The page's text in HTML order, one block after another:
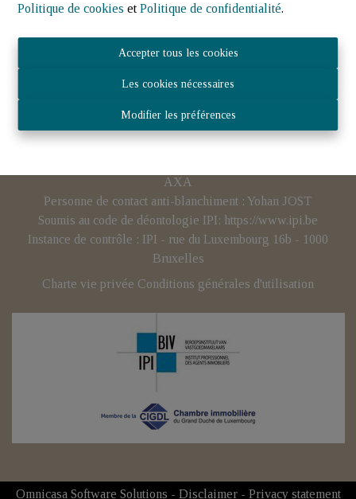
Politique de cookies etPolitique de confidentialité.
Accepter tous les cookies
Les cookies nécessaires
Modifier les préférences
JOST IMMOBILIER Sàrl 21 rue des tondeurs, L-9570 Wiltz
Agent immobilier agréé - IPI 512.082 – Numéro
AXA
Personne de contact anti-blanchiment : Yohan JOST
Soumis au code de déontologie IPI: https://www.ipi.be
Instance de contrôle : IPI - rue du Luxembourg 16b - 1000
Bruxelles
Charte vie privée Conditions générales d'utilisation
Omnicasa Software Solutions - Disclaimer- Privacy statement